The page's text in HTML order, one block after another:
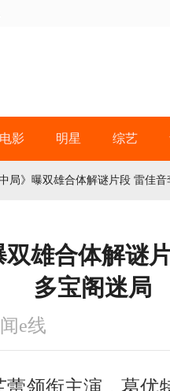
电影 明星 综艺
中局》曝双雄合体解谜片段 雷佳
双雄合体解谜
多宝阁迷局
e线
蕾领衔主演 ，葛优